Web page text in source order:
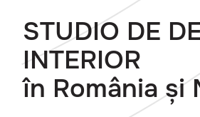
STUDIO DE
INTERIOR
în România și